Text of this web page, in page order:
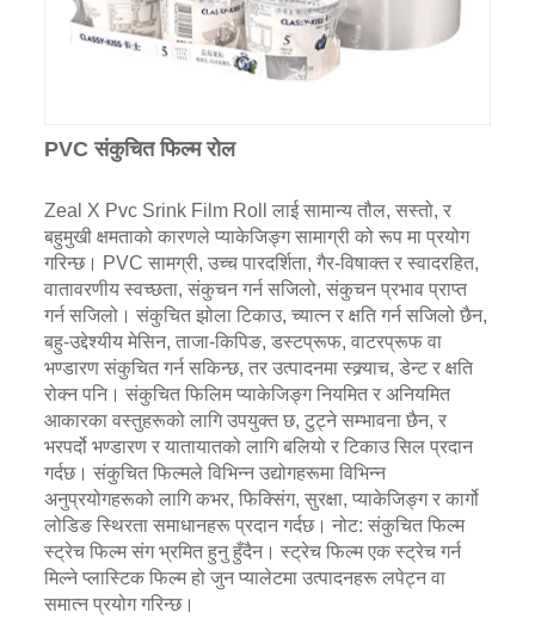
PVC संकुचित फिल्म रोल
Zeal X Pvc Srink Film Roll लाई सामान्य तौल, सस्तो, र
बहुमुखी क्षमताको कारणले प्याकेजिङ्ग सामाग्री को रूप मा प्रयोग
गरिन्छ। PVC सामग्री, उच्च पारदर्शिता, गैर-विषाक्त र स्वादरहित,
वातावरणीय स्वच्छता, संकुचन गर्न सजिलो, संकुचन प्रभाव प्राप्त
गर्न सजिलो। संकुचित झोला टिकाउ, च्यात्न र क्षति गर्न सजिलो छैन,
बहु-उद्देश्यीय मेसिन, ताजा-किपिङ, डस्टप्रूफ, वाटरप्रूफ वा
भण्डारण संकुचित गर्न सकिन्छ, तर उत्पादनमा स्क्र्याच, डेन्ट र क्षति
रोक्न पनि। संकुचित फिलिम प्याकेजिङ्ग नियमित र अनियमित
आकारका वस्तुहरूको लागि उपयुक्त छ, टुट्ने सम्भावना छैन, र
भरपर्दो भण्डारण र यातायातको लागि बलियो र टिकाउ सिल प्रदान
गर्दछ। संकुचित फिल्मले विभिन्न उद्योगहरूमा विभिन्न
अनुप्रयोगहरूको लागि कभर, फिक्सिंग, सुरक्षा, प्याकेजिङ्ग र कार्गो
लोडिङ स्थिरता समाधानहरू प्रदान गर्दछ। नोट: संकुचित फिल्म
स्ट्रेच फिल्म संग भ्रमित हुनु हुँदैन। स्ट्रेच फिल्म एक स्ट्रेच गर्न
मिल्ने प्लास्टिक फिल्म हो जुन प्यालेटमा उत्पादनहरू लपेट्न वा
समात्न प्रयोग गरिन्छ।